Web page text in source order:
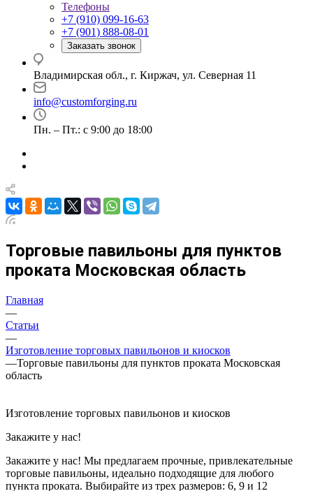
Телефоны
+7 (910) 099-16-63
+7 (901) 888-08-01
Заказать звонок
Владимирская обл., г. Киржач, ул. Северная 11
info@customforging.ru
Пн. – Пт.: с 9:00 до 18:00
Торговые павильоны для пунктов
проката Московская область
Главная
—
Статьи
—
Изготовление торговых павильонов и киосков
—Торговые павильоны для пунктов проката Московская
область
Изготовление торговых павильонов и киосков
Закажите у нас!
Закажите у нас! Мы предлагаем прочные, привлекательные
торговые павильоны, идеально подходящие для любого
пункта проката. Выбирайте из трех размеров: 6, 9 и 12